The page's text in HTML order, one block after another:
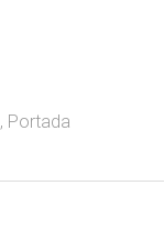
, Portada